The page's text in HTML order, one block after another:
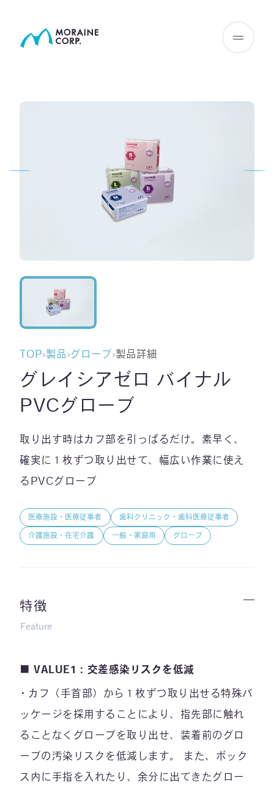
TOP›製品›グローブ›製品詳細
グレイシアゼロ バイナル
PVCグローブ
取り出す時はカフ部を引っぱるだけ。素早く、
確実に１枚ずつ取り出せて、幅広い作業に使え
るPVCグローブ
医療施設・医療従事者 歯科クリニック・歯科医療従事者
介護施設・在宅介護 一般・家庭用 グローブ
特徴
Feature
■ VALUE1：交差感染リスクを低減
カフ（手首部）から１枚ずつ取り出せる特殊パ
ッケージを採用することにより、指先部に触れ
ることなくグローブを取り出せ、装着前のグロ
ーブの汚染リスクを低減します。 また、ボック
ス内に手指を入れたり、余分に出てきたグロー